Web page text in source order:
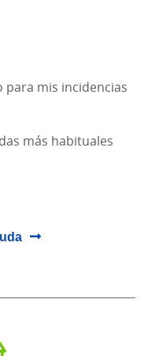
para mis incidencias
más habituales